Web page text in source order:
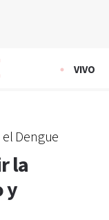
VIVO
Dengue
la
y